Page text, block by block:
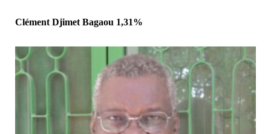
Clément Djimet Bagaou 1,31%